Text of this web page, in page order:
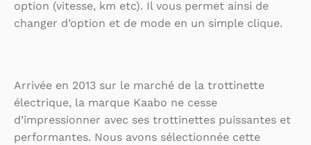
option (vitesse, km etc). Il vous permet ainsi de
changer d’option et de mode en un simple clique.
Arrivée en 2013 sur le marché de la trottinette
électrique, la marque Kaabo ne cesse
d’impressionner avec ses trottinettes puissantes et
performantes. Nous avons sélectionnée cette